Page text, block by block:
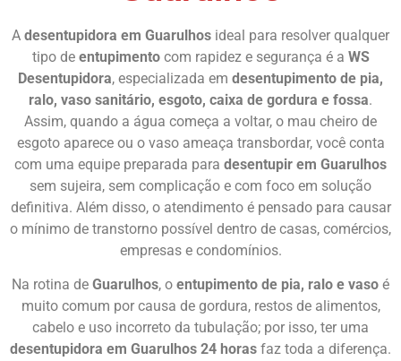
A desentupidora em Guarulhos ideal para resolver qualquer
tipo de entupimentocom rapidez e segurança é a WS
Desentupidora, especializada em desentupimento de pia,
ralo, vaso sanitário, esgoto, caixa de gordura e fossa.
Assim, quando a água começa a voltar, o mau cheiro de
esgoto aparece ou o vaso ameaça transbordar, você conta
com uma equipe preparada para desentupir em Guarulhos
sem sujeira, sem complicação e com foco em solução
definitiva. Além disso, o atendimento é pensado para causar
o mínimo de transtorno possível dentro de casas, comércios,
empresas e condomínios.
Na rotina de Guarulhos, o entupimento de pia, ralo e vaso é
muito comum por causa de gordura, restos de alimentos,
cabelo e uso incorreto da tubulação; por isso, ter uma
desentupidora em Guarulhos 24 horas faz toda a diferença.